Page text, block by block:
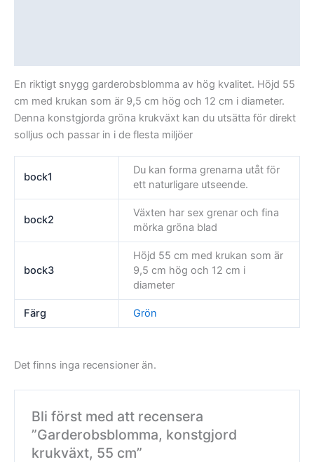
En riktigt snygg garderobsblomma av hög kvalitet. Höjd 55
cm med krukan som är 9,5 cm hög och 12 cm i diameter.
Denna konstgjorda gröna krukväxt kan du utsätta för direkt
solljus och passar in i de flesta miljöer
bock1
Du kan forma grenarna utåt för
ett naturligare utseende.
bock2
Växten har sex grenar och fina
mörka gröna blad
bock3
Höjd 55 cm med krukan som är
9,5 cm hög och 12 cm i
diameter
Färg Grön
Det finns inga recensioner än.
Bli först med att recensera
”Garderobsblomma, konstgjord
krukväxt, 55 cm”